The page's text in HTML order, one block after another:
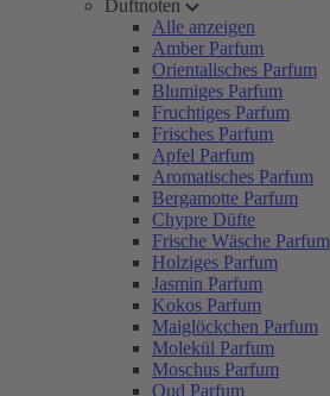
Duftnoten
Alle anzeigen
Amber Parfum
Orientalisches Parfum
Blumiges Parfum
Fruchtiges Parfum
Frisches Parfum
Apfel Parfum
Aromatisches Parfum
Bergamotte Parfum
Chypre Düfte
Frische Wäsche Parfum
Holziges Parfum
Jasmin Parfum
Kokos Parfum
Maiglöckchen Parfum
Molekül Parfum
Moschus Parfum
Oud Parfum